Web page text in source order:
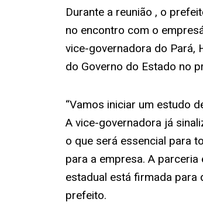
Durante a reunião , o
no encontro com o
vice-governadora do Pará,
do Governo do Estado no
“Vamos iniciar um estudo
A vice-governadora já
o que será essencial para
para a empresa. A
estadual está firmada para
prefeito.